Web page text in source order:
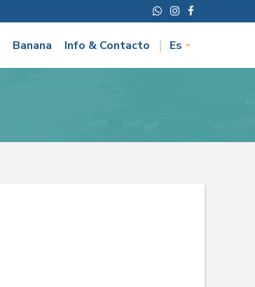
Banana Info & Contacto Es